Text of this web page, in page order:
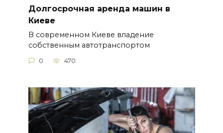
Долгосрочная аренда машин в
Киеве
В современном Киеве владение
собственным автотранспортом
0 470